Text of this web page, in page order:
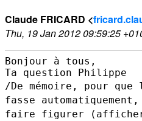
Claude FRICARD <
Thu, 19 Jan 2012 09:59:25
Bonjour à tous,
/De mémoire, pour
fasse
faire figurer